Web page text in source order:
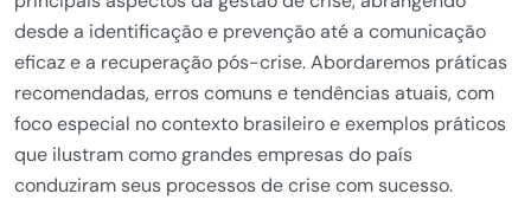
desde a identificação e prevenção até a comunicação
eficaz e a recuperação pós-crise. Abordaremos práticas
recomendadas, erros comuns e tendências atuais, com
foco especial no contexto brasileiro e exemplos práticos
que ilustram como grandes empresas do país
conduziram seus processos de crise com sucesso.